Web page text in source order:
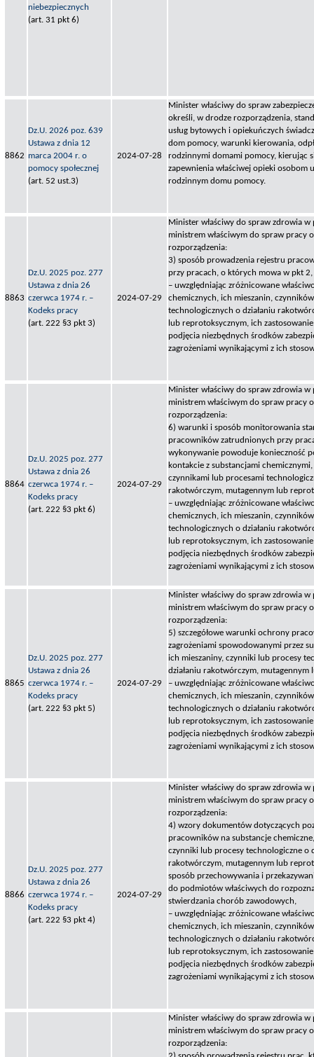
niebezpiecznych
(art. 31 pkt 6)
8862
Dz.U. 2026 poz. 639
Ustawa z dnia 12
marca 2004 r. o
pomocy społecznej
(art. 52 ust.3)
2024-07-28
Minister właściwy do spraw
określi, w drodze rozporządzenia,
usług bytowych i opiekuńczych
dom pomocy, warunki kierowania,
rodzinnymi domami pomocy, kierując
zapewnienia właściwej opieki osobom
rodzinnym domu pomocy.
8863
Dz.U. 2025 poz. 277
Ustawa z dnia 26
czerwca 1974 r. –
Kodeks pracy
(art. 222 §3 pkt 3)
2024-07-29
Minister właściwy do spraw zdrowia w
ministrem właściwym do spraw pracy
rozporządzenia:
3) sposób prowadzenia rejestru
przy pracach, o których mowa w pkt 2,
– uwzględniając zróżnicowane
chemicznych, ich mieszanin,
technologicznych o działaniu
lub reprotoksycznym, ich
podjęcia niezbędnych środków
zagrożeniami wynikającymi z ich
8864
Dz.U. 2025 poz. 277
Ustawa z dnia 26
czerwca 1974 r. –
Kodeks pracy
(art. 222 §3 pkt 6)
2024-07-29
Minister właściwy do spraw zdrowia w
ministrem właściwym do spraw pracy
rozporządzenia:
6) warunki i sposób monitorowania
pracowników zatrudnionych przy
wykonywanie powoduje konieczność
kontakcie z substancjami
czynnikami lub procesami
rakotwórczym, mutagennym lub
– uwzględniając zróżnicowane
chemicznych, ich mieszanin,
technologicznych o działaniu
lub reprotoksycznym, ich
podjęcia niezbędnych środków
zagrożeniami wynikającymi z ich
8865
Dz.U. 2025 poz. 277
Ustawa z dnia 26
czerwca 1974 r. –
Kodeks pracy
(art. 222 §3 pkt 5)
2024-07-29
Minister właściwy do spraw zdrowia w
ministrem właściwym do spraw pracy
rozporządzenia:
5) szczegółowe warunki ochrony
zagrożeniami spowodowanymi przez
ich mieszaniny, czynniki lub procesy
działaniu rakotwórczym, mutagennym
– uwzględniając zróżnicowane
chemicznych, ich mieszanin,
technologicznych o działaniu
lub reprotoksycznym, ich
podjęcia niezbędnych środków
zagrożeniami wynikającymi z ich
8866
Dz.U. 2025 poz. 277
Ustawa z dnia 26
czerwca 1974 r. –
Kodeks pracy
(art. 222 §3 pkt 4)
2024-07-29
Minister właściwy do spraw zdrowia w
ministrem właściwym do spraw pracy
rozporządzenia:
4) wzory dokumentów dotyczących
pracowników na substancje
czynniki lub procesy technologiczne o
rakotwórczym, mutagennym lub
sposób przechowywania i
do podmiotów właściwych do
stwierdzania chorób zawodowych,
– uwzględniając zróżnicowane
chemicznych, ich mieszanin,
technologicznych o działaniu
lub reprotoksycznym, ich
podjęcia niezbędnych środków
zagrożeniami wynikającymi z ich
Minister właściwy do spraw zdrowia w
ministrem właściwym do spraw pracy
rozporządzenia: